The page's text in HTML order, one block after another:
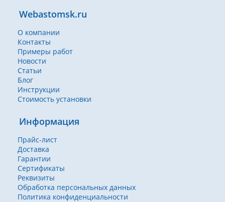
Webastomsk.ru
О компании
Контакты
Примеры работ
Новости
Статьи
Блог
Инструкции
Стоимость установки
Информация
Прайс-лист
Доставка
Гарантии
Сертификаты
Реквизиты
Обработка персональных данных
Политика конфиденциальности